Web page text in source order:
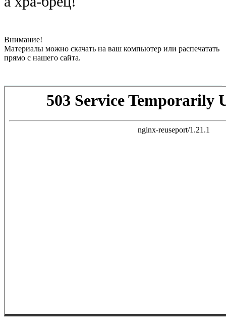
Внимание!
Материалы можно скачать на ваш компьютер или распечатать
прямо с нашего сайта.